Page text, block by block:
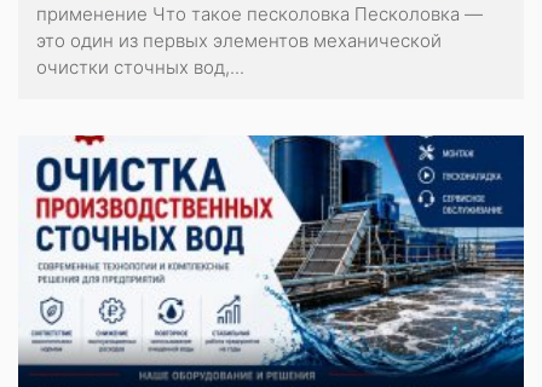
применение Что такое песколовка Песколовка —
это один из первых элементов механической
очистки сточных вод,...